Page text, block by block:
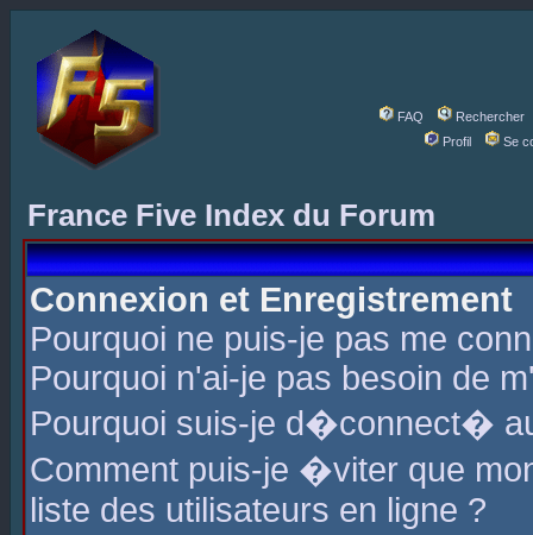
FAQ
Rechercher
Profil
Se
France Five Index du Forum
Connexion et Enregistrement
Pourquoi ne puis-je pas me
Pourquoi n'ai-je pas besoin de
Pourquoi suis-je d�connect�
Comment puis-je �viter que
liste des utilisateurs en ligne ?